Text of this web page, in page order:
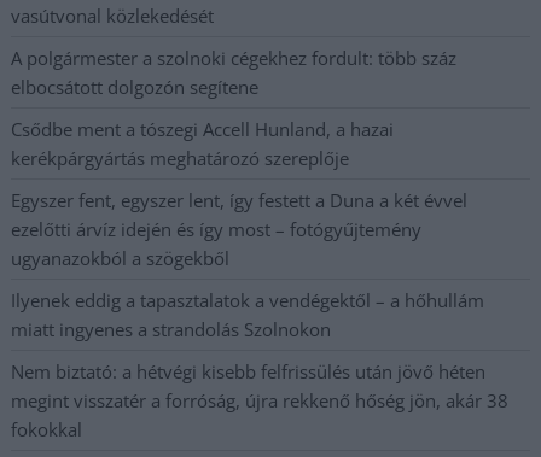
vasútvonal közlekedését
A polgármester a szolnoki cégekhez fordult: több száz
elbocsátott dolgozón segítene
Csődbe ment a tószegi Accell Hunland, a hazai
kerékpárgyártás meghatározó szereplője
Egyszer fent, egyszer lent, így festett a Duna a két évvel
ezelőtti árvíz idején és így most – fotógyűjtemény
ugyanazokból a szögekből
Ilyenek eddig a tapasztalatok a vendégektől – a hőhullám
miatt ingyenes a strandolás Szolnokon
Nem biztató: a hétvégi kisebb felfrissülés után jövő héten
megint visszatér a forróság, újra rekkenő hőség jön, akár 38
fokokkal